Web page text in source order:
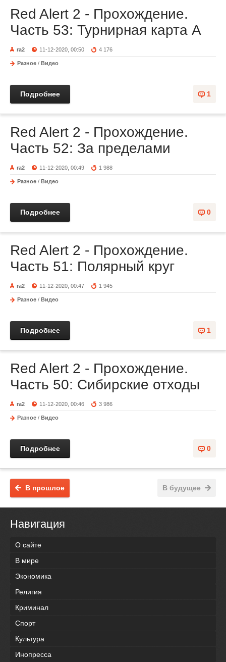
Red Alert 2 - Прохождение.
Часть 53: Турнирная карта А
ra2 11-12-2020, 00:50 4 176
Разное / Видео
1
Подробнее
Red Alert 2 - Прохождение.
Часть 52: За пределами
ra2 11-12-2020, 00:49 1 988
Разное / Видео
0
Подробнее
Red Alert 2 - Прохождение.
Часть 51: Полярный круг
ra2 11-12-2020, 00:47 1 945
Разное / Видео
1
Подробнее
Red Alert 2 - Прохождение.
Часть 50: Сибирские отходы
ra2 11-12-2020, 00:46 3 986
Разное / Видео
0
Подробнее
В будущее
В прошлое
Навигация
О сайте
В мире
Экономика
Религия
Криминал
Спорт
Культура
Инопресса